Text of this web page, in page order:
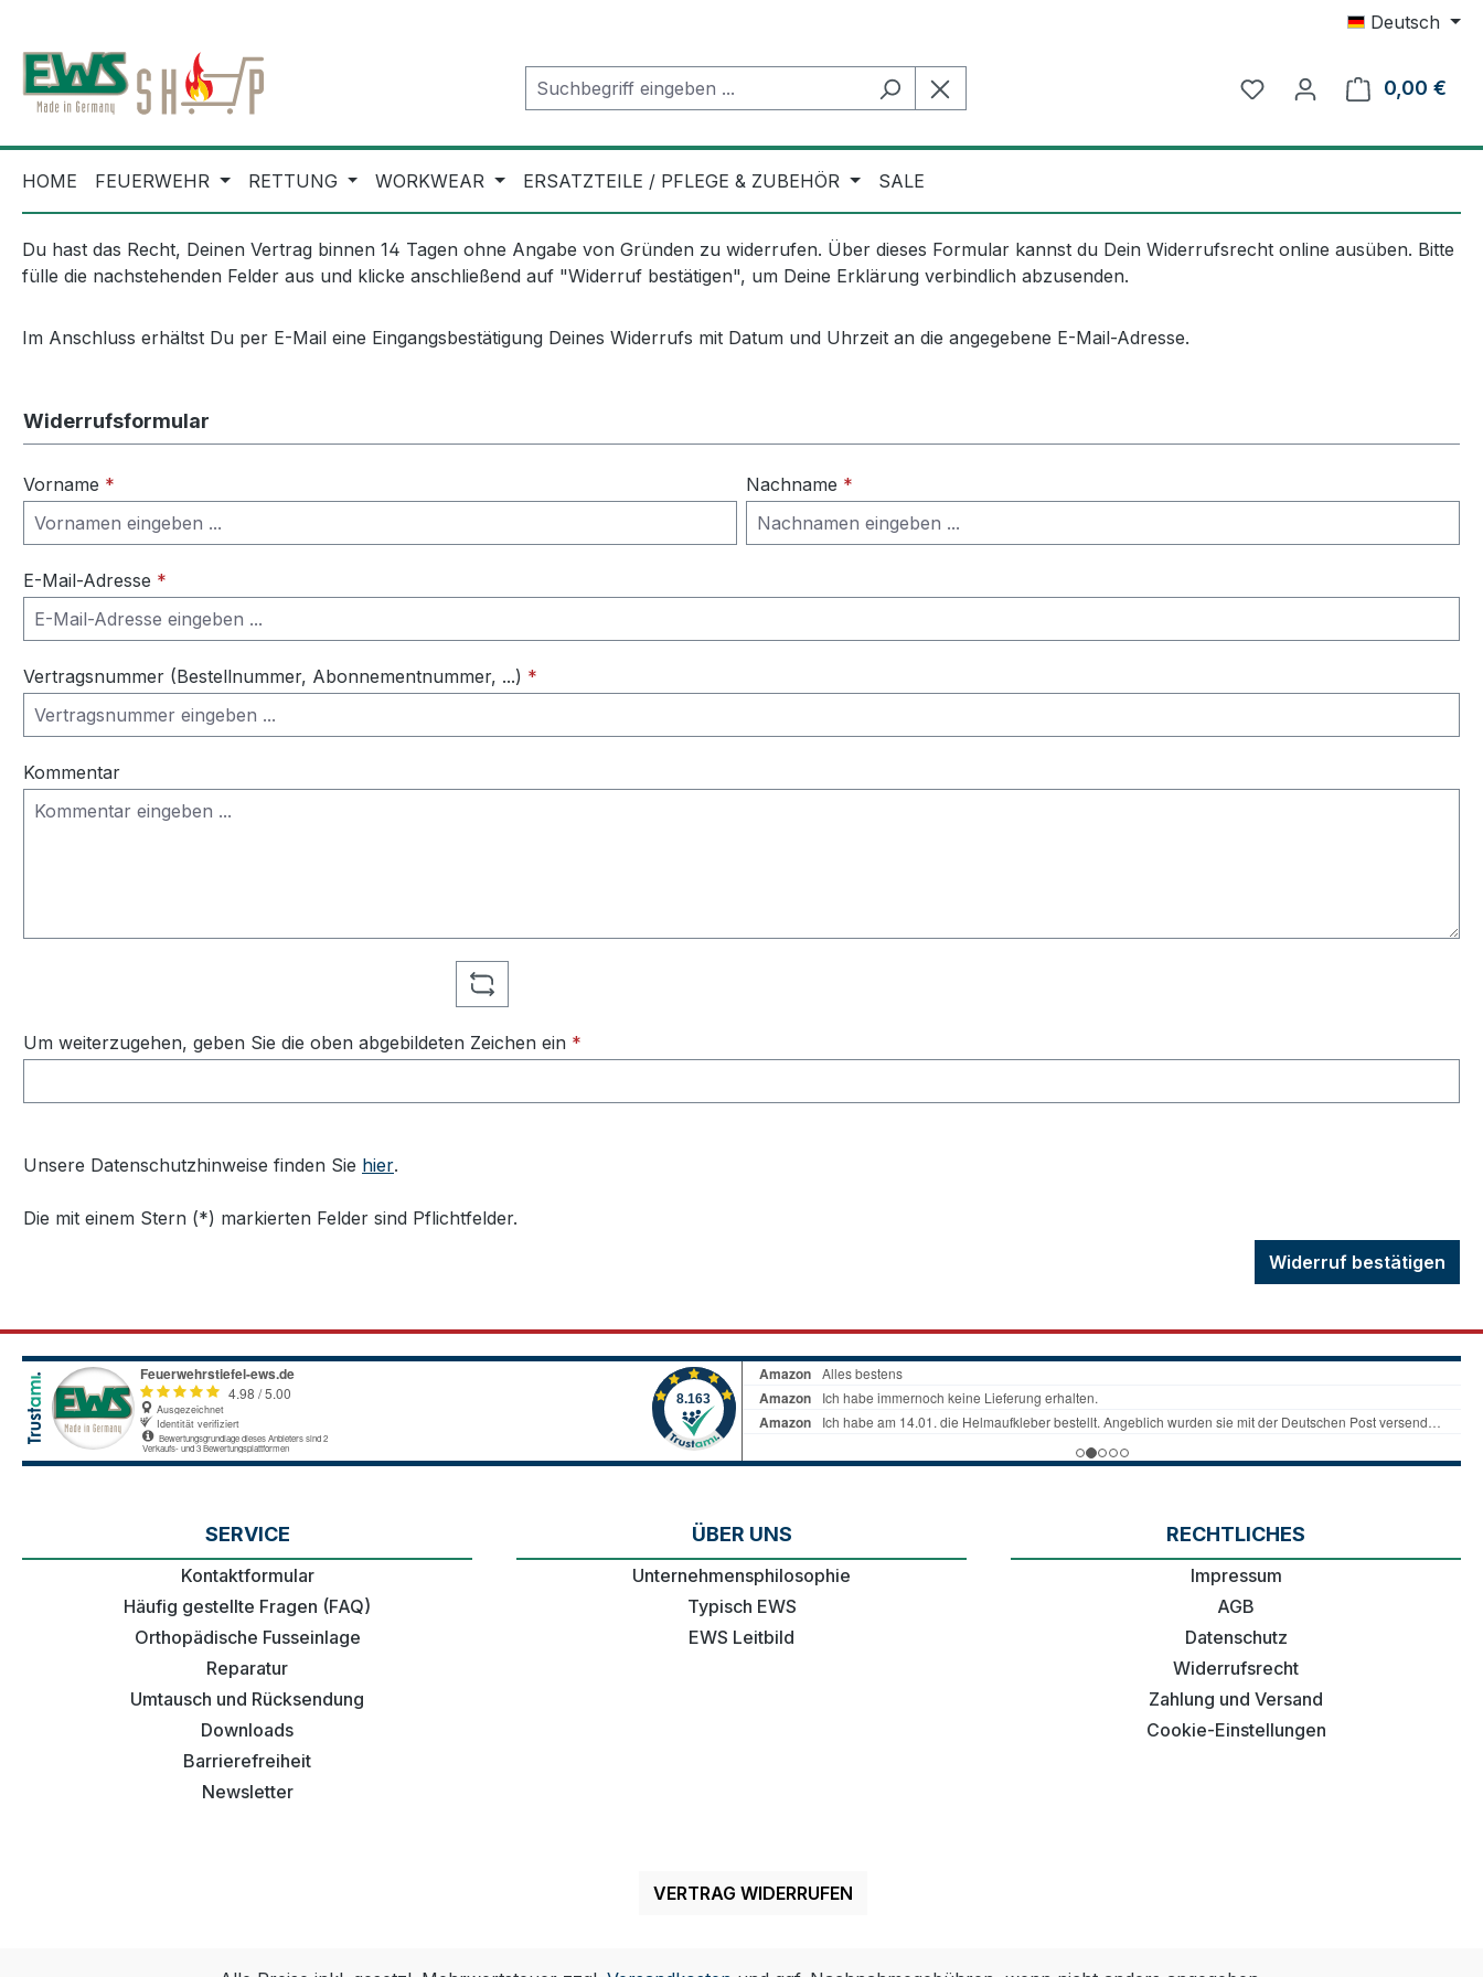
Deutsch
0,00 €
HOME FEUERWEHR RETTUNG WORKWEAR ERSATZTEILE / PFLEGE & ZUBEHÖR SALE
Du hast das Recht, Deinen Vertrag binnen 14 Tagen ohne Angabe von Gründen zu widerrufen. Über dieses Formular kannst du Dein Widerrufsrecht online ausüben. Bitte
fülle die nachstehenden Felder aus und klicke anschließend auf "Widerruf bestätigen", um Deine Erklärung verbindlich abzusenden.
Im Anschluss erhältst Du per E-Mail eine Eingangsbestätigung Deines Widerrufs mit Datum und Uhrzeit an die angegebene E-Mail-Adresse.
Widerrufsformular
Vorname * Nachname *
E-Mail-Adresse *
Vertragsnummer (Bestellnummer, Abonnementnummer, ...) *
Kommentar
Um weiterzugehen, geben Sie die oben abgebildeten Zeichen ein *
Unsere Datenschutzhinweise finden Sie hier.
Die mit einem Stern (*) markierten Felder sind Pflichtfelder.
Widerruf bestätigen
SERVICE
Kontaktformular
Häufig gestellte Fragen (FAQ)
Orthopädische Fusseinlage
Reparatur
Umtausch und Rücksendung
Downloads
Barrierefreiheit
Newsletter
ÜBER UNS
Unternehmensphilosophie
Typisch EWS
EWS Leitbild
RECHTLICHES
Impressum
AGB
Datenschutz
Widerrufsrecht
Zahlung und Versand
Cookie-Einstellungen
VERTRAG WIDERRUFEN